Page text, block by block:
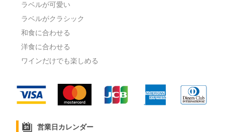
ラベルが可愛い
ラベルがクラシック
和食に合わせる
洋食に合わせる
ワインだけでも楽しめる
営業日カレンダー